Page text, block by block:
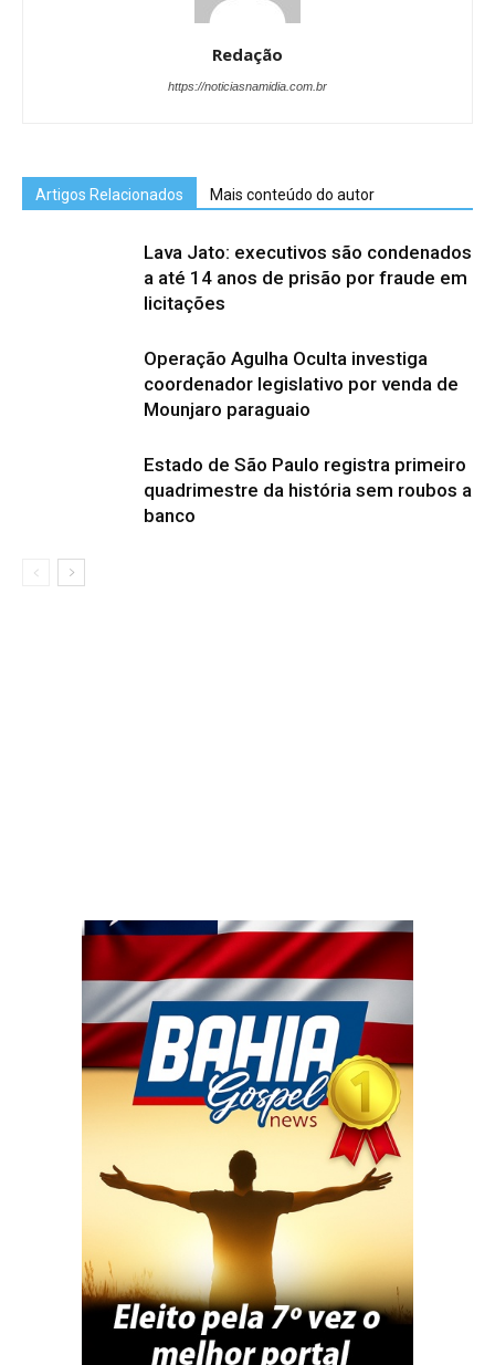
Redação
https://noticiasnamidia.com.br
Artigos Relacionados Mais conteúdo do autor
Lava Jato: executivos são condenados
a até 14 anos de prisão por fraude em
licitações
Operação Agulha Oculta investiga
coordenador legislativo por venda de
Mounjaro paraguaio
Estado de São Paulo registra primeiro
quadrimestre da história sem roubos a
banco